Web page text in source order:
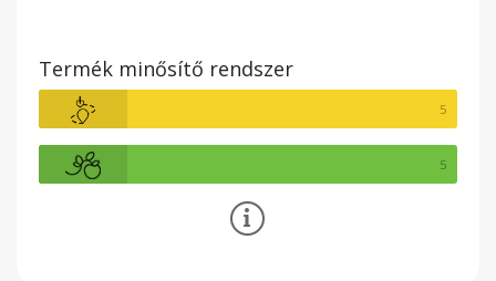
Termék minősítő rendszer
5
5